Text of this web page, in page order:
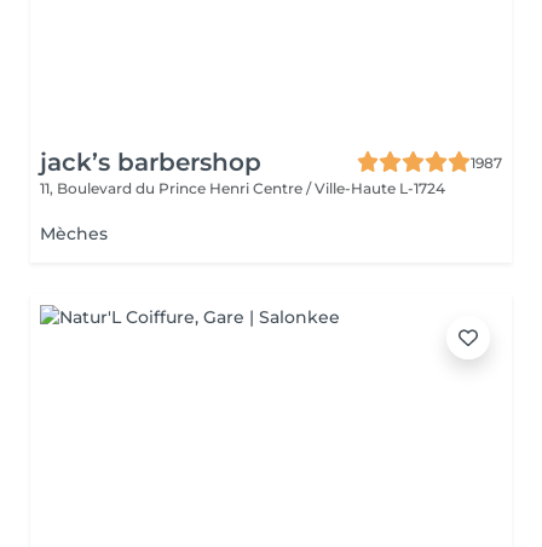
jack’s barbershop
1987
11, Boulevard du Prince Henri Centre / Ville-Haute L-1724
Mèches